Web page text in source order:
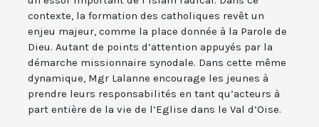
contexte, la formation des catholiques revêt un
enjeu majeur, comme la place donnée à la Parole de
Dieu. Autant de points d’attention appuyés par la
démarche missionnaire synodale. Dans cette même
dynamique, Mgr Lalanne encourage les jeunes à
prendre leurs responsabilités en tant qu’acteurs à
part entière de la vie de l’Eglise dans le Val d’Oise.